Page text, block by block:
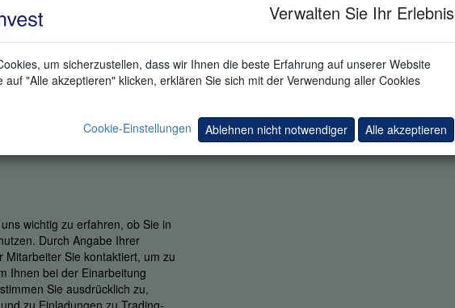
Verwalten Sie Ihr Erlebnis
um sicherzustellen, dass wir Ihnen die beste Erfahrung auf unserer Website
auf "Alle akzeptieren" klicken, erklären Sie sich mit der Verwendung aller Cookies
Cookie-Einstellungen
Ablehnen nicht notwendiger Alle akzeptieren
wichtig zu erfahren, ob Sie in
Durch Angabe Ihrer
Sie kontaktiert, um zu
Ihnen bei der Einarbeitung
Sie ausdrücklich zu,
zu Einladungen zu Trading-